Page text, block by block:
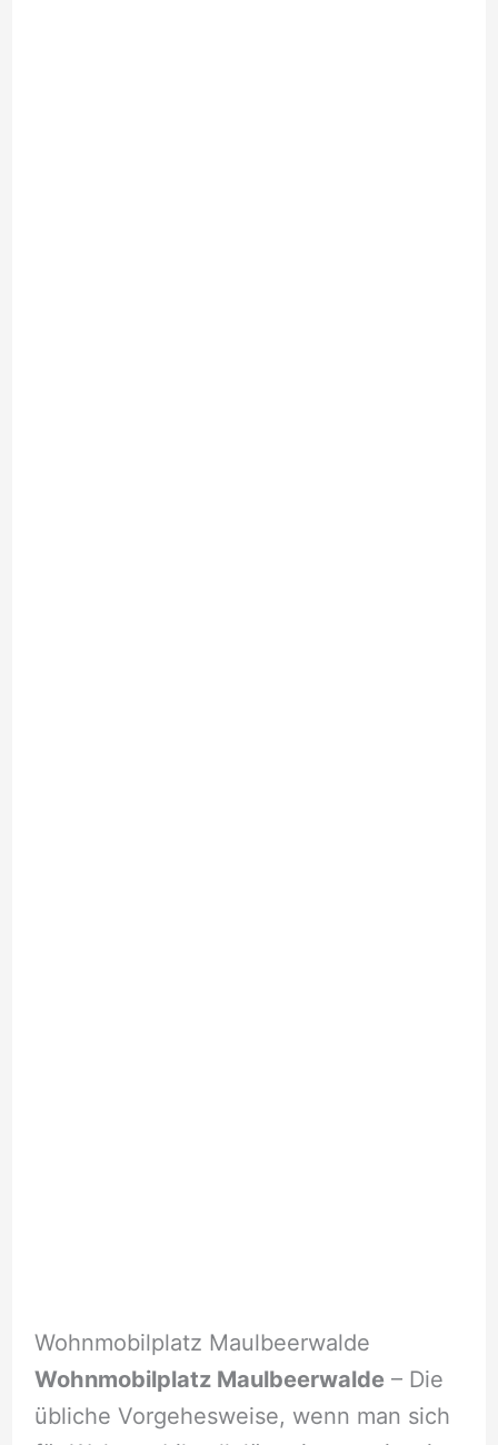
Wohnmobilplatz Maulbeerwalde
Wohnmobilplatz Maulbeerwalde– Die
übliche Vorgehesweise, wenn man sich